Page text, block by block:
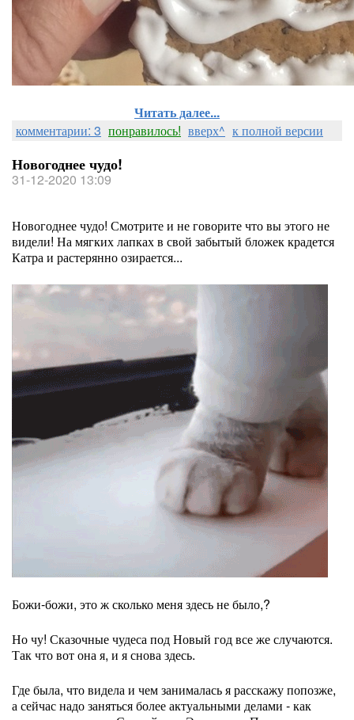
Читать далее...
комментарии: 3 понравилось! вверх^ к полной версии
Новогоднее чудо!
31-12-2020 13:09
Новогоднее чудо! Смотрите и не говорите что вы этого не
видели! На мягких лапках в свой забытый бложек крадется
Катра и растерянно озирается...
Божи-божи, это ж сколько меня здесь не было,?
Но чу! Сказочные чудеса под Новый год все же случаются.
Так что вот она я, и я снова здесь.
Где была, что видела и чем занималась я расскажу попозже,
а сейчас надо заняться более актуальными делами - как